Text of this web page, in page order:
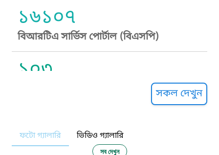
১৬১০৭
বিআরটিএ সার্ভিস পোর্টাল (বিএসপি)
১০৩
নারী ও শিশু নির্যাতন প্রতিরোধ
সকল দেখুন
ফটো গ্যালারি ভিডিও গ্যালারি
সব দেখুন